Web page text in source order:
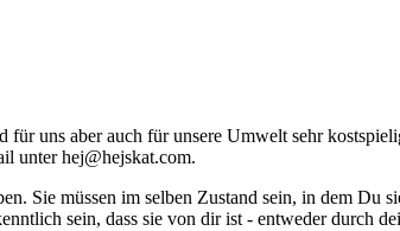
uns aber auch für unsere Umwelt sehr
unterhej@hejskat.com.
Sie müssen im selben Zustand sein, in dem Du
sein, dass sie von dir ist - entweder durch